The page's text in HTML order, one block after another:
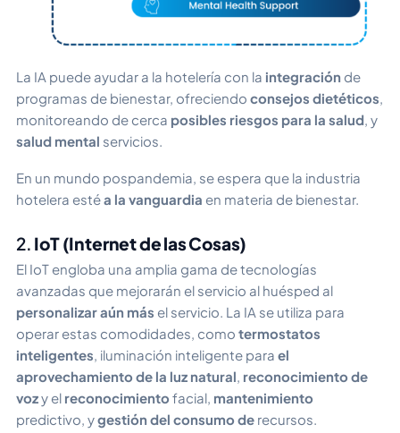
La IA puede ayudar a la hotelería con la integración de
programas de bienestar, ofreciendo consejos dietéticos,
monitoreando de cerca posibles riesgos para la salud, y
salud mental servicios.
En un mundo pospandemia, se espera que la industria
hotelera estéa la vanguardia en materia de bienestar.
2. IoT (Internet de las Cosas)
El IoT engloba una amplia gama de tecnologías
avanzadas que mejorarán el servicio al huésped al
personalizar aún más el servicio. La IA se utiliza para
operar estas comodidades, como termostatos
inteligentes, iluminación inteligente para el
aprovechamiento de la luz natural, reconocimiento de
vozy el reconocimiento facial, mantenimiento
predictivo, ygestión del consumo de recursos.